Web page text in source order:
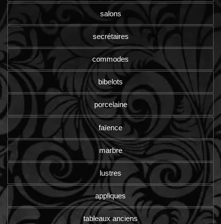
salons
secrétaires
commodes
bibelots
porcelaine
faïence
marbre
lustres
appliques
tableaux anciens